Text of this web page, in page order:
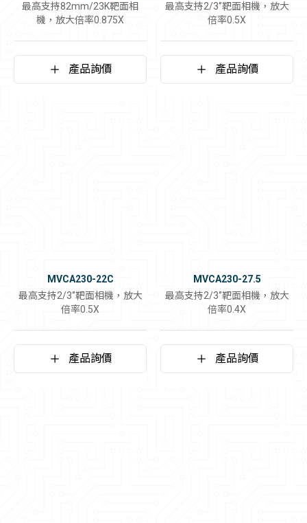
最高支持82mm/23K靶面相
機，放大倍率0.875X
產品詢價
最高支持2/3‘’靶面相機，放大
倍率0.5X
產品詢價
MVCA230-22C
最高支持2/3‘’靶面相機，放大
倍率0.5X
產品詢價
MVCA230-27.5
最高支持2/3‘’靶面相機，放大
倍率0.4X
產品詢價